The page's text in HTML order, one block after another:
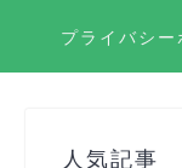
プライバシー
人気記事